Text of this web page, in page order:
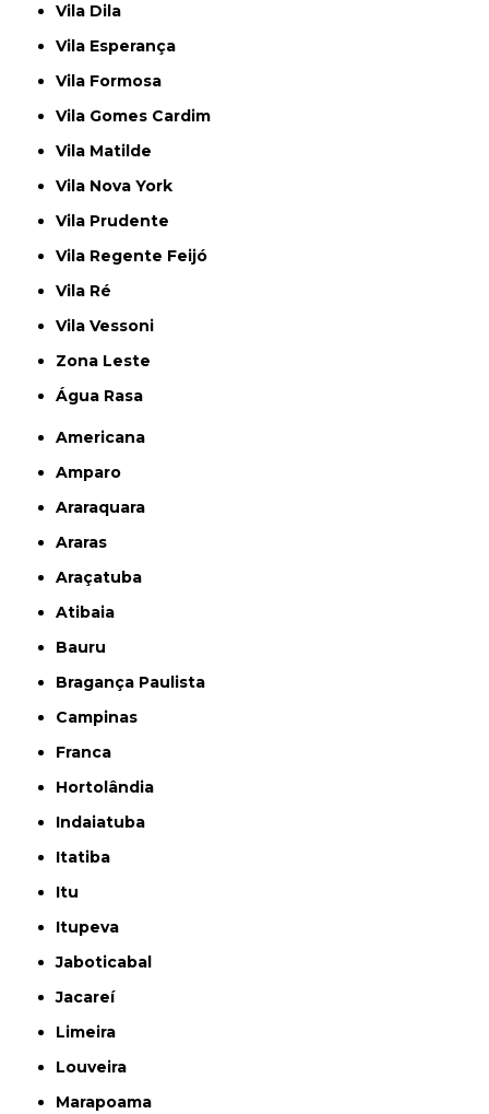
Vila Dila
Vila Esperança
Vila Formosa
Vila Gomes Cardim
Vila Matilde
Vila Nova York
Vila Prudente
Vila Regente Feijó
Vila Ré
Vila Vessoni
Zona Leste
Água Rasa
Americana
Amparo
Araraquara
Araras
Araçatuba
Atibaia
Bauru
Bragança Paulista
Campinas
Franca
Hortolândia
Indaiatuba
Itatiba
Itu
Itupeva
Jaboticabal
Jacareí
Limeira
Louveira
Marapoama